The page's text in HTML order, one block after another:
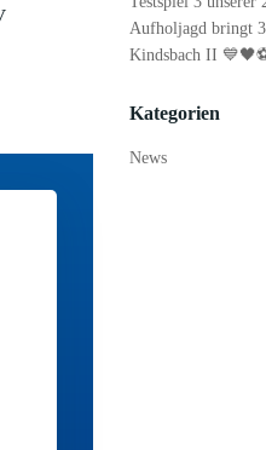
Aufholjagd bringt
Kindsbach II
Kategorien
News